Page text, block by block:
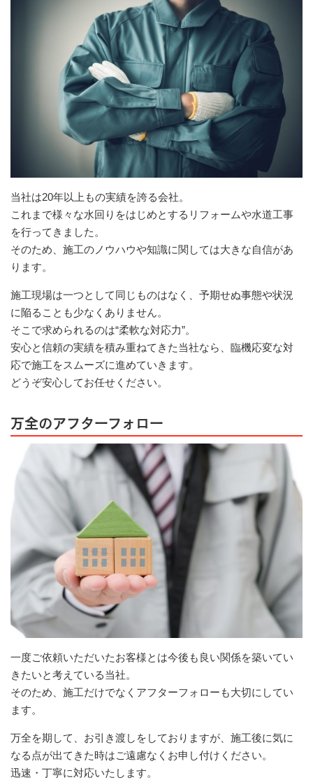
当社は20年以上もの実績を誇る会社。
これまで様々な水回りをはじめとするリフォームや水道工事
を行ってきました。
そのため、施工のノウハウや知識に関しては大きな自信があ
ります。
施工現場は一つとして同じものはなく、予期せぬ事態や状況
に陥ることも少なくありません。
そこで求められるのは“柔軟な対応力”。
安心と信頼の実績を積み重ねてきた当社なら、臨機応変な対
応で施工をスムーズに進めていきます。
どうぞ安心してお任せください。
万全のアフターフォロー
一度ご依頼いただいたお客様とは今後も良い関係を築いてい
きたいと考えている当社。
そのため、施工だけでなくアフターフォローも大切にしてい
ます。
万全を期して、お引き渡しをしておりますが、施工後に気に
なる点が出てきた時はご遠慮なくお申し付けください。
迅速・丁寧に対応いたします。